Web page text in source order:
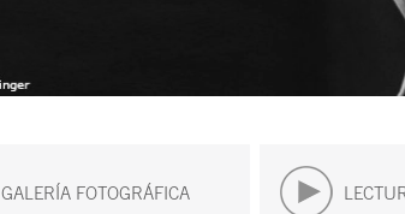
GALERÍA FOTOGRÁFICA